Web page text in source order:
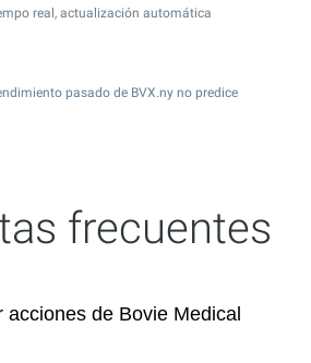
real, actualización automática
pasado de BVX.ny no predice
frecuentes
acciones de Bovie Medical